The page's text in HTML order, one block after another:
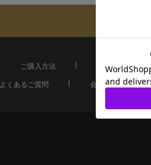
ご購入方法 配送について
よくあるご質問
会員ページ